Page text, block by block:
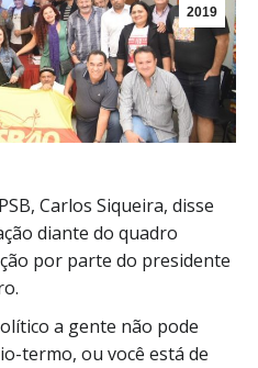
2019
Carlos Siqueira, disse
diante do quadro
por parte do presidente
a gente não pode
termo, ou você está de